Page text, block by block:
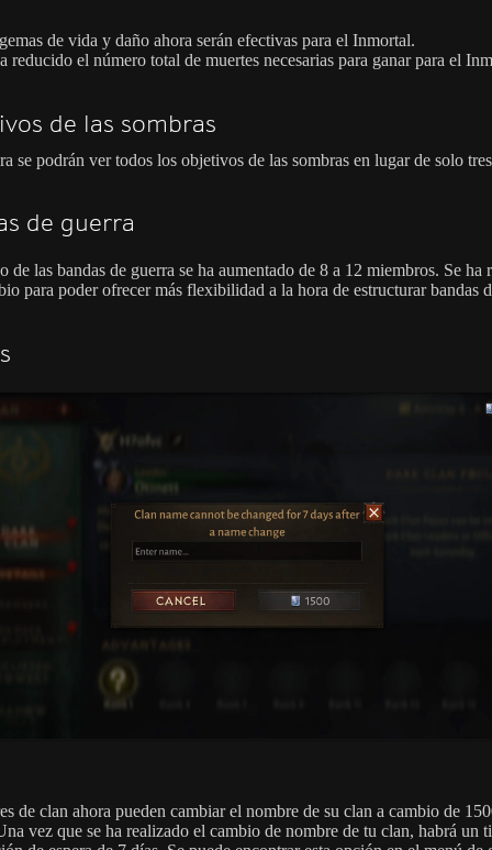
de vida y daño ahora serán efectivas para el Inmortal.
reducido el número total de muertes necesarias para ganar para el
de las sombras
se podrán ver todos los objetivos de las sombras en lugar de solo
de guerra
de las bandas de guerra se ha aumentado de 8 a 12 miembros. Se ha
para poder ofrecer más flexibilidad a la hora de estructurar bandas
de clan ahora pueden cambiar el nombre de su clan a cambio de
vez que se ha realizado el cambio de nombre de tu clan, habrá un